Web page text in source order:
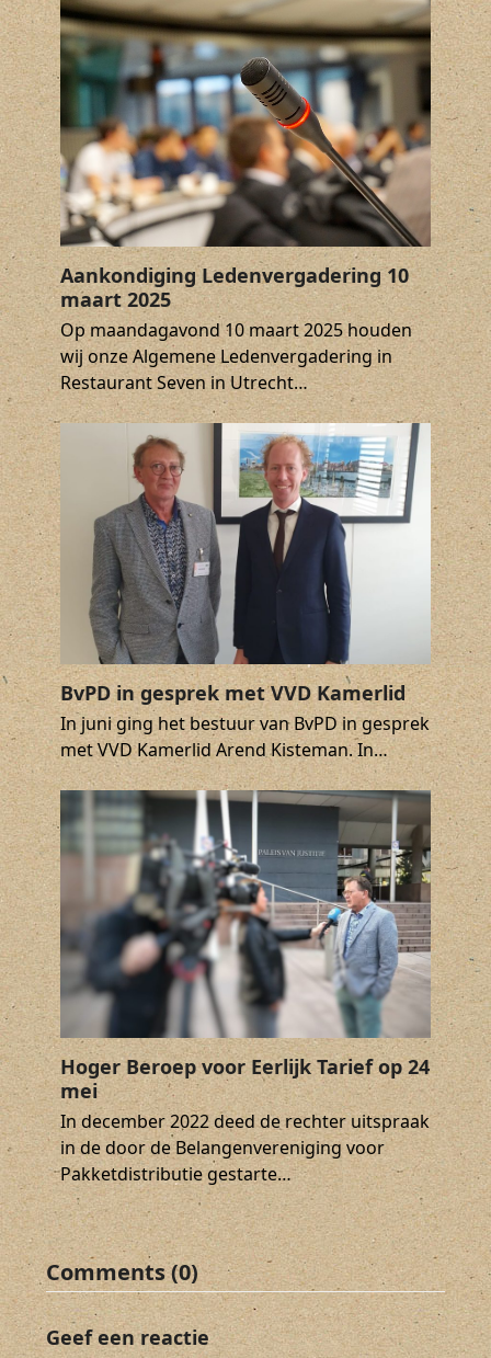
Aankondiging Ledenvergadering 10
maart 2025
Op maandagavond 10 maart 2025 houden
wij onze Algemene Ledenvergadering in
Restaurant Seven in Utrecht…
BvPD in gesprek met VVD Kamerlid
In juni ging het bestuur van BvPD in gesprek
met VVD Kamerlid Arend Kisteman. In…
Hoger Beroep voor Eerlijk Tarief op 24
mei
In december 2022 deed de rechter uitspraak
in de door de Belangenvereniging voor
Pakketdistributie gestarte…
Comments (0)
Geef een reactie